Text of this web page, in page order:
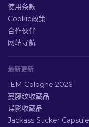
使用条款
Cookie政策
合作伙伴
网站导航
最新更新
IEM Cologne 2026
蔓藤纹收藏品
谍影收藏品
Jackass Sticker Capsule